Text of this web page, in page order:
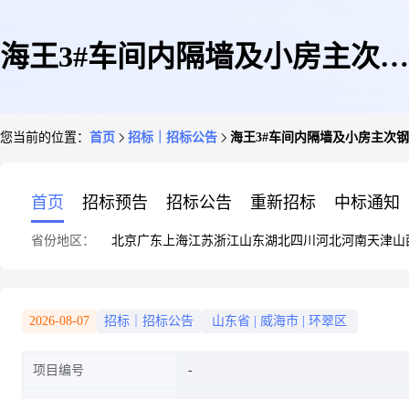
海王3#车间内隔墙及小房主次钢
您当前的位置： 首页 招标｜招标公告 海王3#车间内隔墙及小房主次
首页 招标预告 招标公告 重新招标 中标通知
省份地区： 北京广东 上海江苏浙江山东湖北四川 河北河南天津山
2026-08-07 招标｜招标公告 山东省 威海市 环翠区
项目编号